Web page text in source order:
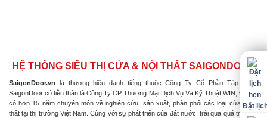
HỆ THỐNG SIÊU THỊ CỬA & NỘI THẤT SAIGONDOOR
SaigonDoor.vn là thương hiệu danh tiếng thuộc Công Ty Cổ Phần Tập Đoàn
SaigonDoor có tiền thân là Công Ty CP Thương Mại Dịch Vụ Và Kỹ Thuật WIN, Đơn vị
có hơn 15 năm chuyên môn về nghiên cứu, sản xuất, phân phối các loại cửa & nội
thất tại thị trường Việt Nam. Cùng với sự phát triển của đất nước, trải qua quá trình nỗ
Đặt